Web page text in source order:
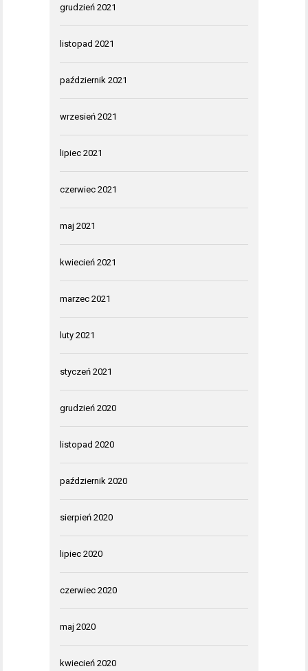
grudzień 2021
listopad 2021
październik 2021
wrzesień 2021
lipiec 2021
czerwiec 2021
maj 2021
kwiecień 2021
marzec 2021
luty 2021
styczeń 2021
grudzień 2020
listopad 2020
październik 2020
sierpień 2020
lipiec 2020
czerwiec 2020
maj 2020
kwiecień 2020